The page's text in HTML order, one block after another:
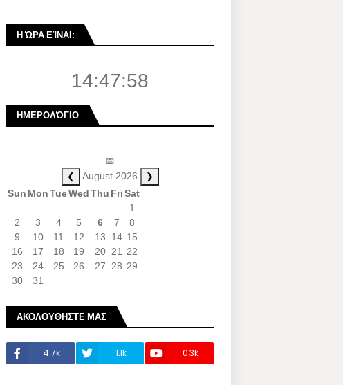
Η ΏΡΑ ΕΊΝΑΙ:
14:47:59
ΗΜΕΡΟΛΌΓΙΟ
📅
❮ August 2026 ❯
Sun MonTueWedThu FriSat
1
2
3 4 5 6 7
8
9
10 11 12 13 14 15
16
17 18 19 20 21
22
23
24 25 26 27 28 29
30
31
ΑΚΟΛΟΥΘΗΣΤΕ ΜΑΣ
4.7k 1.1k 0.3k